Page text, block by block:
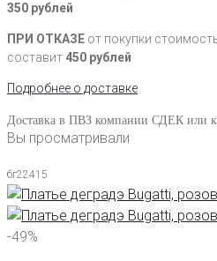
350 рублей
ПРИ ОТКАЗЕ от покупки
составит 450 рублей
Подробнее о доставке
Доставка в ПВЗ компании СДЕК или
Вы просматривали
бг22415
-49%